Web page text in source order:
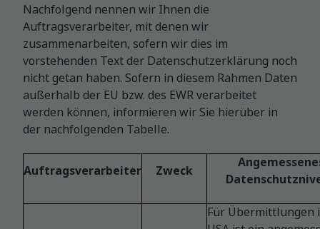
Nachfolgend nennen wir Ihnen die
Auftragsverarbeiter, mit denen wir
zusammenarbeiten, sofern wir dies im
vorstehenden Text der Datenschutzerklärung noch
nicht getan haben. Sofern in diesem Rahmen Daten
außerhalb der EU bzw. des EWR verarbeitet
werden können, informieren wir Sie hierüber in
der nachfolgenden Tabelle.
Auftragsverarbeiter Zweck
Für Übermittlungen